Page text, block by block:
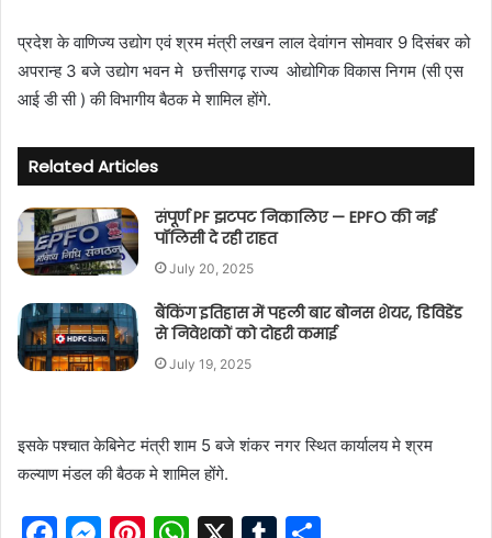
e
m
a
l
प्रदेश के वाणिज्य उद्योग एवं श्रम मंत्री लखन लाल देवांगन सोमवार 9 दिसंबर को
अपरान्ह 3 बजे उद्योग भवन मे छत्तीसगढ़ राज्य ओद्योगिक विकास निगम (सी एस
आई डी सी ) की विभागीय बैठक मे शामिल होंगे.
Related Articles
संपूर्ण PF झटपट निकालिए — EPFO की नई
पॉलिसी दे रही राहत
July 20, 2025
बैंकिंग इतिहास में पहली बार बोनस शेयर, डिविडेंड
से निवेशकों को दोहरी कमाई
July 19, 2025
इसके पश्चात केबिनेट मंत्री शाम 5 बजे शंकर नगर स्थित कार्यालय मे श्रम
कल्याण मंडल की बैठक मे शामिल होंगे.